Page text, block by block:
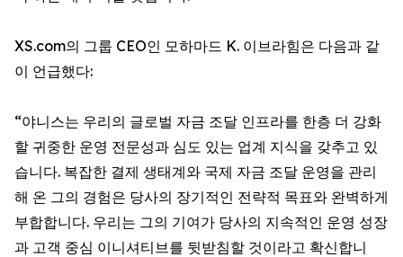
XS.com의 그룹 CEO인 모하마드 K. 이브라힘은 다음과 같
이 언급했다:
“야니스는 우리의 글로벌 자금 조달 인프라를 한층 더 강화
할 귀중한 운영 전문성과 심도 있는 업계 지식을 갖추고 있
습니다. 복잡한 결제 생태계와 국제 자금 조달 운영을 관리
해 온 그의 경험은 당사의 장기적인 전략적 목표와 완벽하게
부합합니다. 우리는 그의 기여가 당사의 지속적인 운영 성장
과 고객 중심 이니셔티브를 뒷받침할 것이라고 확신합니